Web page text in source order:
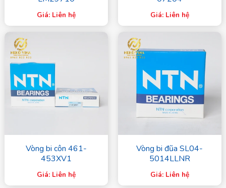
Giá: Liên hệ Giá: Liên hệ
Vòng bi côn 461-
453XV1
Giá: Liên hệ
Vòng bi đũa SL04-
5014LLNR
Giá: Liên hệ